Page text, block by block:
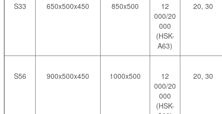
S33 650x500x450 850x500
12
000/20
000
(HSK-
A63)
20, 30
S56 900x500x450 1000x500
12
000/20
000
(HSK-
20, 30